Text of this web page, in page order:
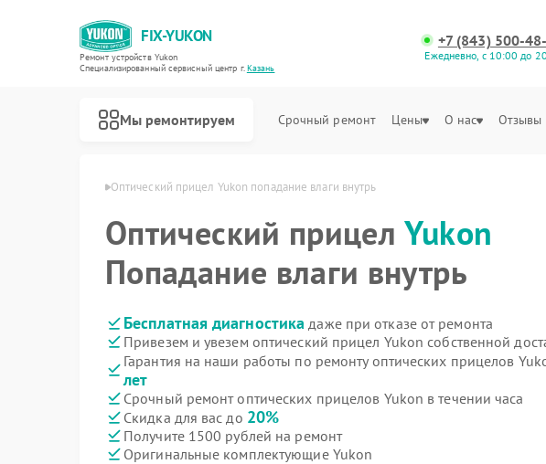
FIX-YUKON
Ремонт устройств Yukon
Специализированный cервисный центр г.Казань
+7 (843) 500-
Ежедневно, с 10:00 до
Мы ремонтируем Срочный ремонт Цены О нас Отзывы
Оптический прицел Yukon попадание влаги внутрь
Оптический прицелYukon
Попадание влаги внутрь
Бесплатная диагностика даже при отказе от ремонта
Привезем и увезем оптический прицел Yukon собственной
Гарантия на наши работы по ремонту оптических прицелов
лет
Срочный ремонт оптических прицелов Yukon в течении часа
Скидка для вас до 20%
Получите 1500 рублей на ремонт
Оригинальные комплектующие Yukon